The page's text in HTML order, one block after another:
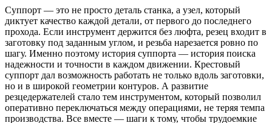
Суппорт — это не просто деталь станка, а узел, который
диктует качество каждой детали, от первого до последнего
прохода. Если инструмент держится без люфта, резец входит в
заготовку под заданным углом, и резьба нарезается ровно по
шагу. Именно поэтому история суппорта — история поиска
надежности и точности в каждом движении. Крестовый
суппорт дал возможность работать не только вдоль заготовки,
но и в широкой геометрии контуров. А развитие
резцедержателей стало тем инструментом, который позволил
оперативно переключаться между операциями, не теряя темпа
производства. Все вместе — шаги к тому, чтобы трудоемкие